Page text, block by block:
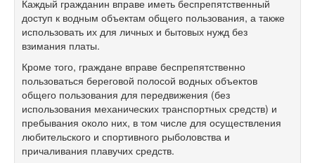
Каждый гражданин вправе иметь беспрепятственный
доступ к водным объектам общего пользования, а также
использовать их для личных и бытовых нужд без
взимания платы.
Кроме того, граждане вправе беспрепятственно
пользоваться береговой полосой водных объектов
общего пользования для передвижения (без
использования механических транспортных средств) и
пребывания около них, в том числе для осуществления
любительского и спортивного рыболовства и
причаливания плавучих средств.